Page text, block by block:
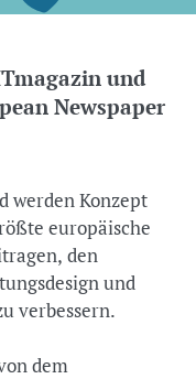
und
Newspaper
werden Konzept
europäische
den
und
verbessern.
dem